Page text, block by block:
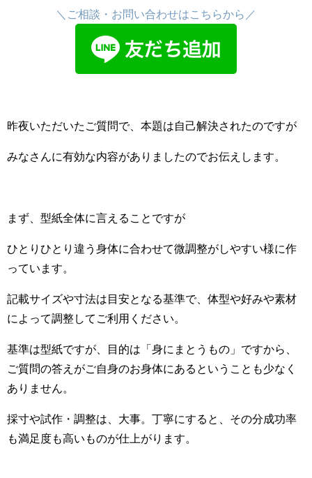
＼ご相談・お問い合わせはこちらから／
昨夜いただいたご質問で、本題は自己解決されたのですが
みなさんに有効な内容がありましたのでお伝えします。
まず、型紙全体に言えることですが
ひとりひとり違う身体に合わせて微調整がしやすい様に作
っています。
記載サイズや寸法は目安となる基準で、体型や好みや素材
によって調整してご利用ください。
基準は型紙ですが、目的は「身にまとうもの」ですから、
ご質問の答えがご自身のお身体にあるということも少なく
ありません。
採寸や試作・調整は、大事。丁寧にすると、その分成功率
も満足度も高いものが仕上がります。